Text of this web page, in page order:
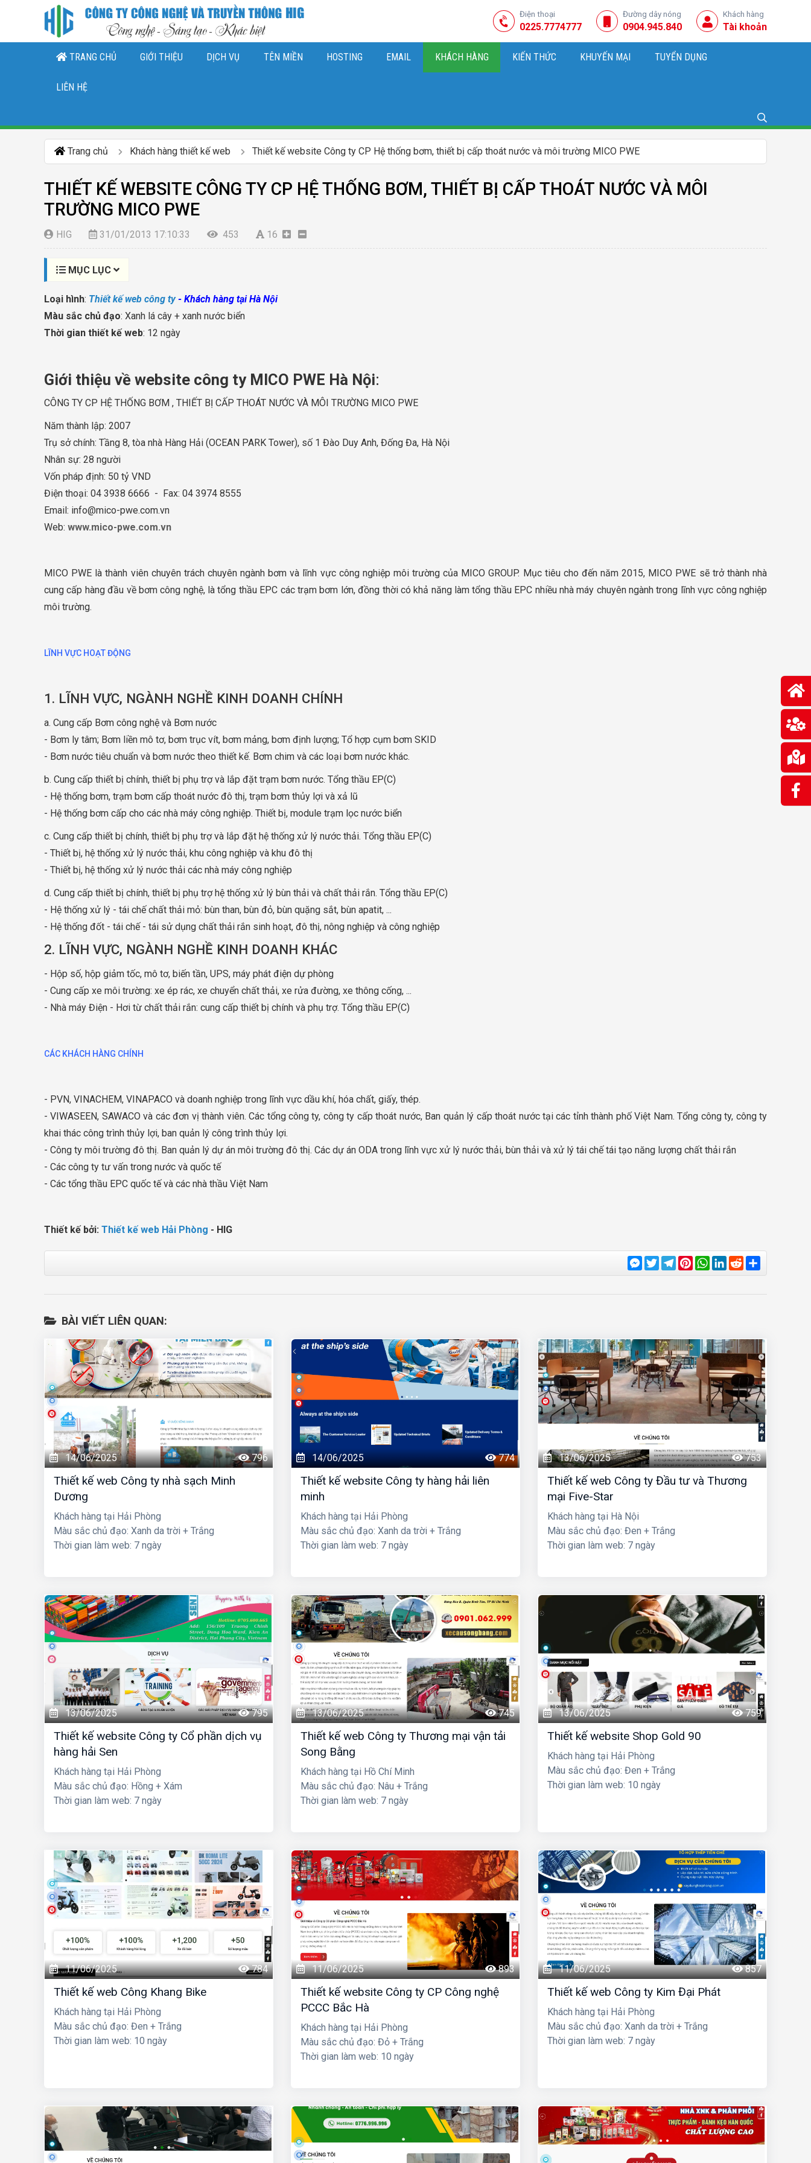
Điện thoại
0225.7774777
Đường dây nóng
0904.945.840
Khách hàng
Tài khoản
TRANG CHỦ GIỚI THIỆU DỊCH VỤ TÊN MIỀN HOSTING EMAIL KHÁCH HÀNG KIẾN THỨC KHUYẾN MẠI TUYỂN DỤNG
LIÊN HỆ
Trang chủ Khách hàng thiết kế web Thiết kế website Công ty CP Hệ thống bơm, thiết bị cấp thoát nước và môi trường MICO PWE
THIẾT KẾ WEBSITE CÔNG TY CP HỆ THỐNG BƠM, THIẾT BỊ CẤP THOÁT NƯỚC VÀ MÔI
TRƯỜNG MICO PWE
HIG 31/01/2013 17:10:33 453 16
MỤC LỤC
Loại hình: Thiết kế web công ty- Khách hàng tại Hà Nội
Màu sắc chủ đạo: Xanh lá cây + xanh nước biển
Thời gian thiết kế web: 12 ngày
Giới thiệu về website công ty MICO PWE Hà Nội:
CÔNG TY CP HỆ THỐNG BƠM , THIẾT BỊ CẤP THOÁT NƯỚC VÀ MÔI TRƯỜNG MICO PWE
Năm thành lập: 2007
Trụ sở chính: Tầng 8, tòa nhà Hàng Hải (OCEAN PARK Tower), số 1 Đào Duy Anh, Đống Đa, Hà Nội
Nhân sự: 28 người
Vốn pháp định: 50 tỷ VND
Điện thoại: 04 3938 6666 - Fax: 04 3974 8555
Email: info@mico-pwe.com.vn
Web: www.mico-pwe.com.vn
MICO PWE là thành viên chuyên trách chuyên ngành bơm và lĩnh vực công nghiệp môi trường của MICO GROUP. Mục tiêu cho đến năm 2015, MICO PWE sẽ trở thành nhà
cung cấp hàng đầu về bơm công nghệ, là tổng thầu EPC các trạm bơm lớn, đồng thời có khả năng làm tổng thầu EPC nhiều nhà máy chuyên ngành trong lĩnh vực công nghiệp
môi trường.
LĨNH VỰC HOẠT ĐỘNG
1. LĨNH VỰC, NGÀNH NGHỀ KINH DOANH CHÍNH
a. Cung cấp Bơm công nghệ và Bơm nước
- Bơm ly tâm; Bơm liền mô tơ, bơm trục vít, bơm mảng, bơm định lượng; Tổ hợp cụm bơm SKID
- Bơm nước tiêu chuẩn và bơm nước theo thiết kế. Bơm chim và các loại bơm nước khác.
b. Cung cấp thiết bị chính, thiết bị phụ trợ và lắp đặt trạm bơm nước. Tổng thầu EP(C)
- Hệ thống bơm, trạm bơm cấp thoát nước đô thị, trạm bơm thủy lợi và xả lũ
- Hệ thống bơm cấp cho các nhà máy công nghiệp. Thiết bị, module trạm lọc nước biển
c. Cung cấp thiết bị chính, thiết bị phụ trợ và lắp đặt hệ thống xử lý nước thải. Tổng thầu EP(C)
- Thiết bị, hệ thống xử lý nước thải, khu công nghiệp và khu đô thị
- Thiết bị, hệ thống xử lý nước thải các nhà máy công nghiệp
d. Cung cấp thiết bị chính, thiết bị phụ trợ hệ thống xử lý bùn thải và chất thải rắn. Tổng thầu EP(C)
- Hệ thống xử lý - tái chế chất thải mỏ: bùn than, bùn đỏ, bùn quặng sắt, bùn apatit, ...
- Hệ thống đốt - tái chế - tái sử dụng chất thải rắn sinh hoạt, đô thị, nông nghiệp và công nghiệp
2. LĨNH VỰC, NGÀNH NGHỀ KINH DOANH KHÁC
- Hộp số, hộp giảm tốc, mô tơ, biến tần, UPS, máy phát điện dự phòng
- Cung cấp xe môi trường: xe ép rác, xe chuyển chất thải, xe rửa đường, xe thông cống, ...
- Nhà máy Điện - Hơi từ chất thải rắn: cung cấp thiết bị chính và phụ trợ. Tổng thầu EP(C)
CÁC KHÁCH HÀNG CHÍNH
- PVN, VINACHEM, VINAPACO và doanh nghiệp trong lĩnh vực dầu khí, hóa chất, giấy, thép.
- VIWASEEN, SAWACO và các đơn vị thành viên. Các tổng công ty, công ty cấp thoát nước, Ban quản lý cấp thoát nước tại các tỉnh thành phố Việt Nam. Tổng công ty, công ty
khai thác công trình thủy lợi, ban quản lý công trình thủy lợi.
- Công ty môi trường đô thị. Ban quản lý dự án môi trường đô thị. Các dự án ODA trong lĩnh vực xử lý nước thải, bùn thải và xử lý tái chế tái tạo năng lượng chất thải rắn
- Các công ty tư vấn trong nước và quốc tế
- Các tổng thầu EPC quốc tế và các nhà thầu Việt Nam
Thiết kế bởi: Thiết kế web Hải Phòng - HIG
Messenger
TwitterTelegram
Pinterest
WhatsApp
LinkedIn
Reddit
BÀI VIẾT LIÊN QUAN:
14/06/2025 796
Thiết kế web Công ty nhà sạch Minh
Dương
Khách hàng tại Hải Phòng
Màu sắc chủ đạo: Xanh da trời + Trắng
Thời gian làm web: 7 ngày
14/06/2025 774
Thiết kế website Công ty hàng hải liên
minh
Khách hàng tại Hải Phòng
Màu sắc chủ đạo: Xanh da trời + Trắng
Thời gian làm web: 7 ngày
13/06/2025 753
Thiết kế web Công ty Đầu tư và Thương
mại Five-Star
Khách hàng tại Hà Nội
Màu sắc chủ đạo: Đen + Trắng
Thời gian làm web: 7 ngày
13/06/2025 795
Thiết kế website Công ty Cổ phần dịch vụ
hàng hải Sen
Khách hàng tại Hải Phòng
Màu sắc chủ đạo: Hồng + Xám
Thời gian làm web: 7 ngày
13/06/2025 745
Thiết kế web Công ty Thương mại vận tải
Song Bằng
Khách hàng tại Hồ Chí Minh
Màu sắc chủ đạo: Nâu + Trắng
Thời gian làm web: 7 ngày
13/06/2025 759
Thiết kế website Shop Gold 90
Khách hàng tại Hải Phòng
Màu sắc chủ đạo: Đen + Trắng
Thời gian làm web: 10 ngày
11/06/2025 784
Thiết kế web Công Khang Bike
Khách hàng tại Hải Phòng
Màu sắc chủ đạo: Đen + Trắng
Thời gian làm web: 10 ngày
11/06/2025 893
Thiết kế website Công ty CP Công nghệ
PCCC Bắc Hà
Khách hàng tại Hải Phòng
Màu sắc chủ đạo: Đỏ + Trắng
Thời gian làm web: 10 ngày
11/06/2025 857
Thiết kế web Công ty Kim Đại Phát
Khách hàng tại Hải Phòng
Màu sắc chủ đạo: Xanh da trời + Trắng
Thời gian làm web: 7 ngày